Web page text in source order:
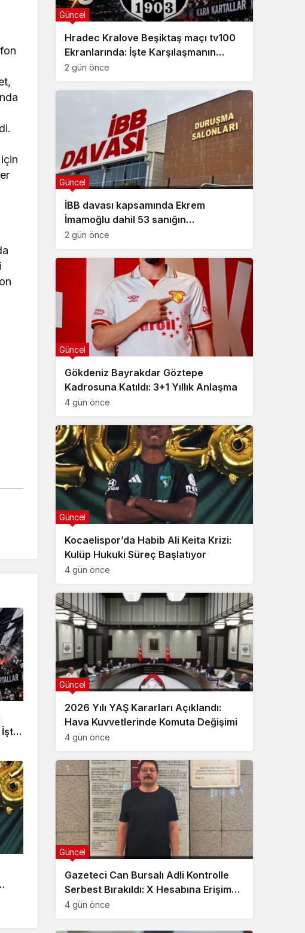
Hradec Kralove Beşiktaş maçı tv100
Ekranlarında: İşte Karşılaşmanın
Detayları
2 gün önce
Güncel
İBB davası kapsamında Ekrem
İmamoğlu dahil 53 sanığın
tutukluluğuna devam kararı
2 gün önce
Güncel
Gökdeniz Bayrakdar Göztepe
Kadrosuna Katıldı: 3+1 Yıllık Anlaşma
4 gün önce
Güncel
Kocaelispor’da Habib Ali Keita Krizi:
Kulüp Hukuki Süreç Başlatıyor
4 gün önce
Güncel
2026 Yılı YAŞ Kararları Açıklandı:
Hava Kuvvetlerinde Komuta Değişimi
4 gün önce
Güncel
Gazeteci Can Bursalı Adli Kontrolle
Serbest Bırakıldı: X Hesabına Erişim
Engeli Getirildi
4 gün önce
Güncel